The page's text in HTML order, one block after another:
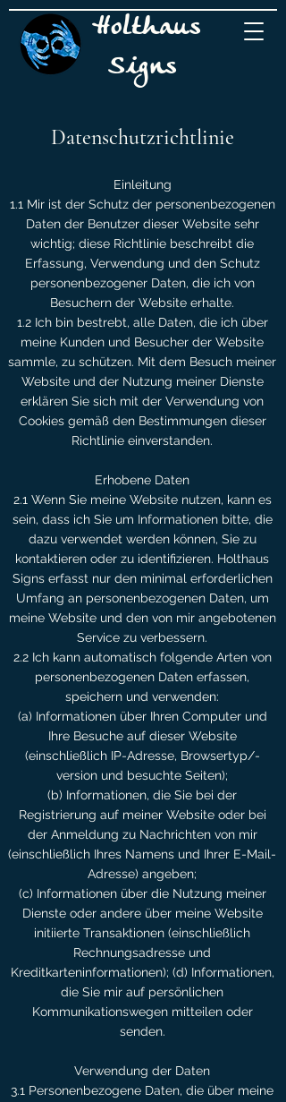
Holthaus
Signs
Datenschutzrichtlinie
Einleitung
1.1 Mir ist der Schutz der personenbezogenen
Daten der Benutzer dieser Website sehr
wichtig; diese Richtlinie beschreibt die
Erfassung, Verwendung und den Schutz
personenbezogener Daten, die ich von
Besuchern der Website erhalte.
1.2 Ich bin bestrebt, alle Daten, die ich über
meine Kunden und Besucher der Website
sammle, zu schützen. Mit dem Besuch meiner
Website und der Nutzung meiner Dienste
erklären Sie sich mit der Verwendung von
Cookies gemäß den Bestimmungen dieser
Richtlinie einverstanden.
Erhobene Daten
2.1 Wenn Sie meine Website nutzen, kann es
sein, dass ich Sie um Informationen bitte, die
dazu verwendet werden können, Sie zu
kontaktieren oder zu identifizieren. Holthaus
Signs erfasst nur den minimal erforderlichen
Umfang an personenbezogenen Daten, um
meine Website und den von mir angebotenen
Service zu verbessern.
2.2 Ich kann automatisch folgende Arten von
personenbezogenen Daten erfassen,
speichern und verwenden:
(a) Informationen über Ihren Computer und
Ihre Besuche auf dieser Website
(einschließlich IP-Adresse, Browsertyp/-
version und besuchte Seiten);
(b) Informationen, die Sie bei der
Registrierung auf meiner Website oder bei
der Anmeldung zu Nachrichten von mir
(einschließlich Ihres Namens und Ihrer E-Mail-
Adresse) angeben;
(c) Informationen über die Nutzung meiner
Dienste oder andere über meine Website
initiierte Transaktionen (einschließlich
Rechnungsadresse und
Kreditkarteninformationen); (d) Informationen,
die Sie mir auf persönlichen
Kommunikationswegen mitteilen oder
senden.
Verwendung der Daten
3.1 Personenbezogene Daten, die über meine